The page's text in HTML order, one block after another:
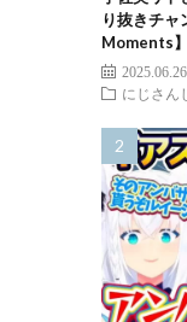
り抜きチ
Moments】
2025.06.26
にじさん